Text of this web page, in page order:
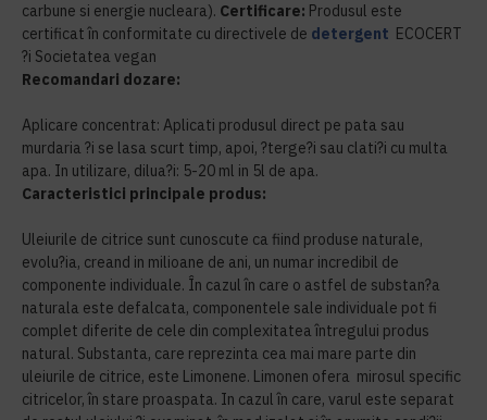
carbune si energie nucleara). Certificare: Produsul este
certificat în conformitate cu directivele de detergent ECOCERT
?i Societatea vegan
Recomandari dozare:
Aplicare concentrat: Aplicati produsul direct pe pata sau
murdaria ?i se lasa scurt timp, apoi, ?terge?i sau clati?i cu multa
apa. In utilizare, dilua?i: 5-20 ml in 5l de apa.
Caracteristici principale produs:
Uleiurile de citrice sunt cunoscute ca fiind produse naturale,
evolu?ia, creand in milioane de ani, un numar incredibil de
componente individuale. În cazul în care o astfel de substan?a
naturala este defalcata, componentele sale individuale pot fi
complet diferite de cele din complexitatea întregului produs
natural. Substanta, care reprezinta cea mai mare parte din
uleiurile de citrice, este Limonene. Limonen ofera mirosul specific
citricelor, în stare proaspata. In cazul în care, varul este separat